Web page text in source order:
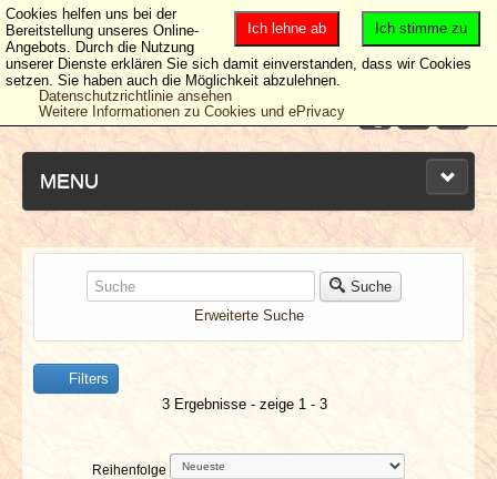
MENU
NEUESTE ARTIKEL
NEWS & DATES
BERICHTE
VERLOSUNGEN
Suche
Erweiterte Suche
Filters
3 Ergebnisse - zeige 1 - 3
Reihenfolge
Ich stimme zu
Ich lehne ab
Cookies helfen uns bei der
Bereitstellung unseres Online-
Angebots. Durch die Nutzung
unserer Dienste erklären Sie sich damit einverstanden, dass wir Cookies
setzen. Sie haben auch die Möglichkeit abzulehnen.
Datenschutzrichtlinie ansehen
Weitere Informationen zu Cookies und ePrivacy